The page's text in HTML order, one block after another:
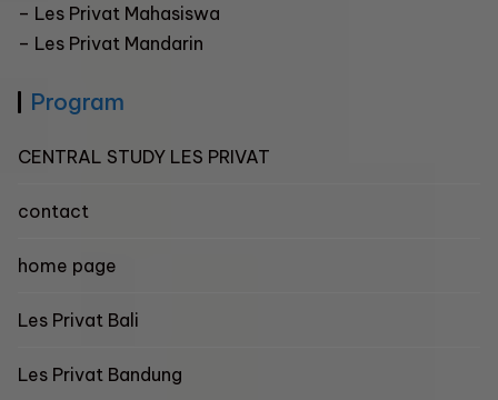
– Les Privat Mahasiswa
– Les Privat Mandarin
Program
CENTRAL STUDY LES PRIVAT
contact
home page
Les Privat Bali
Les Privat Bandung